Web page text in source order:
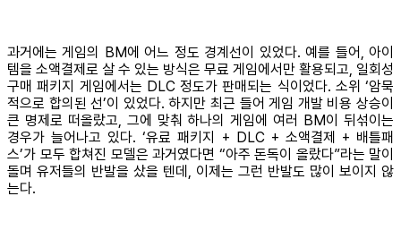
과거에는 게임의 BM에 어느 정도 경계선이 있었다. 예를 들어, 아이
템을 소액결제로 살 수 있는 방식은 무료 게임에서만 활용되고, 일회성
구매 패키지 게임에서는 DLC 정도가 판매되는 식이었다. 소위 ‘암묵
적으로 합의된 선’이 있었다. 하지만 최근 들어 게임 개발 비용 상승이
큰 명제로 떠올랐고, 그에 맞춰 하나의 게임에 여러 BM이 뒤섞이는
경우가 늘어나고 있다. ‘유료 패키지 + DLC + 소액결제 + 배틀패
스’가 모두 합쳐진 모델은 과거였다면 “아주 돈독이 올랐다”라는 말이
돌며 유저들의 반발을 샀을 텐데, 이제는 그런 반발도 많이 보이지 않
는다.